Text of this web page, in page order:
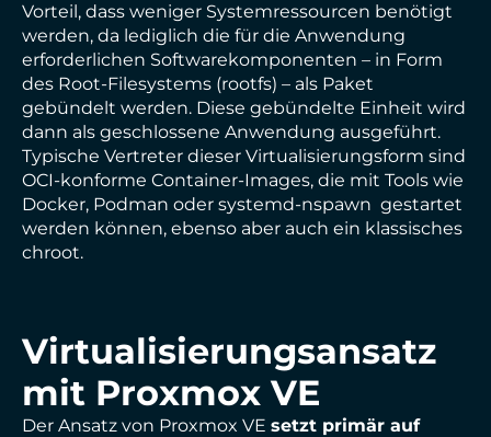
Vorteil, dass weniger Systemressourcen benötigt
werden, da lediglich die für die Anwendung
erforderlichen Softwarekomponenten – in Form
des Root-Filesystems (rootfs) – als Paket
gebündelt werden. Diese gebündelte Einheit wird
dann als geschlossene Anwendung ausgeführt.
Typische Vertreter dieser Virtualisierungsform sind
OCI-konforme Container-Images, die mit Tools wie
Docker, Podman oder systemd-nspawn gestartet
werden können, ebenso aber auch ein klassisches
chroot.
Virtualisierungsansatz
mit Proxmox VE
Der Ansatz von Proxmox VE setzt primär auf